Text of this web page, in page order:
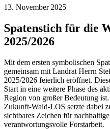
13. November 2025
Spatenstich für die
2025/2026
Mit dem ersten symbolischen
gemeinsam mit Landrat Herrn
2025/2026 feierlich eröffnet.
Start in eine weitere Phase des
Region von großer Bedeutung
Zukunft-Wald-LOS setzte dabei
sichtbares Zeichen für
verantwortungsvolle Forstarbeit.